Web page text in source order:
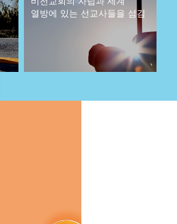
열방에 있는 선교사들을 섬김